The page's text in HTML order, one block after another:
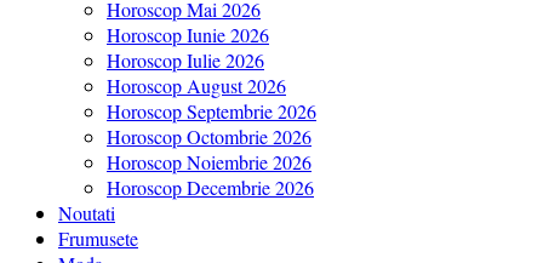
Horoscop Mai 2026
Horoscop Iunie 2026
Horoscop Iulie 2026
Horoscop August 2026
Horoscop Septembrie 2026
Horoscop Octombrie 2026
Horoscop Noiembrie 2026
Horoscop Decembrie 2026
Noutati
Frumusete